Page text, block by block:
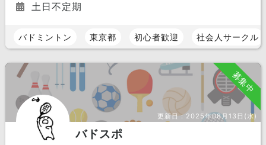
土日不定期
バドミントン 東京都 初心者歓迎 社会人サークル
募集中
更新日： 2025年08月13日(水)
バドスポ